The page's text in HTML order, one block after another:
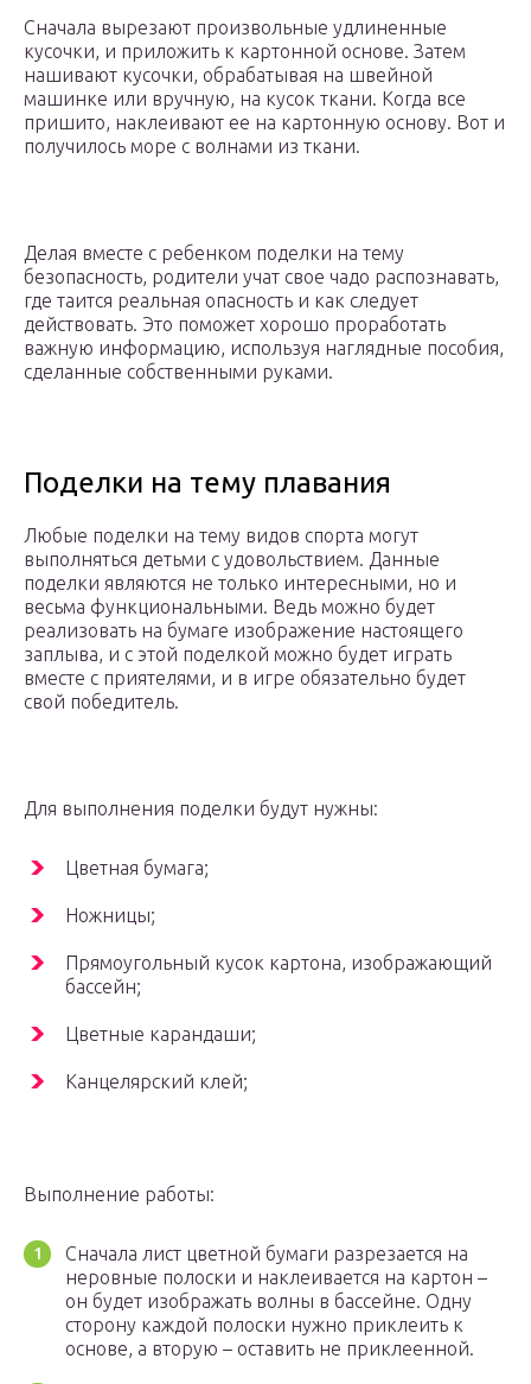
Сначала вырезают произвольные удлиненные
кусочки, и приложить к картонной основе. Затем
нашивают кусочки, обрабатывая на швейной
машинке или вручную, на кусок ткани. Когда все
пришито, наклеивают ее на картонную основу. Вот и
получилось море с волнами из ткани.
Делая вместе с ребенком поделки на тему
безопасность, родители учат свое чадо распознавать,
где таится реальная опасность и как следует
действовать. Это поможет хорошо проработать
важную информацию, используя наглядные пособия,
сделанные собственными руками.
Поделки на тему плавания
Любые поделки на тему видов спорта могут
выполняться детьми с удовольствием. Данные
поделки являются не только интересными, но и
весьма функциональными. Ведь можно будет
реализовать на бумаге изображение настоящего
заплыва, и с этой поделкой можно будет играть
вместе с приятелями, и в игре обязательно будет
свой победитель.
Для выполнения поделки будут нужны:
Цветная бумага;
Ножницы;
Прямоугольный кусок картона, изображающий
бассейн;
Цветные карандаши;
Канцелярский клей;
Выполнение работы:
Сначала лист цветной бумаги разрезается на
неровные полоски и наклеивается на картон –
он будет изображать волны в бассейне. Одну
сторону каждой полоски нужно приклеить к
основе, а вторую – оставить не приклеенной.